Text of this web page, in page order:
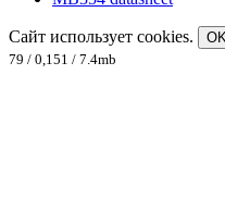
Сайт использует cookies.
OK
79 / 0,151 / 7.4mb